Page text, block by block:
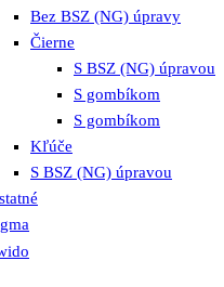
Bez BSZ (NG) úpravy
Čierne
S BSZ (NG) úpravou
S gombíkom
S gombíkom
Kľúče
S BSZ (NG) úpravou